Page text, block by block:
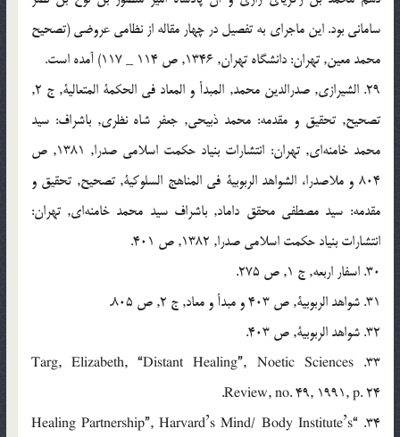
سامانی بود. اين ماجرای به تفصيل در چهار مقاله از نظامی عروضی (تصحيح
محمد معين, تهران: دانشگاه تهران, 1346, ص 114 _ 117) آمده است.
29. الشيرازی, صدرالدين محمد, المبدأ و المعاد فی الحکمة المتعالية, ج 2,
تصحيح, تحقيق و مقدمه: محمد ذبيحی, جعفر شاه نظری, باشراف: سيد
محمد خامنه‌ای, تهران: انتشارات بنياد حکمت اسلامی صدرا, 1381, ص
804 و ملاصدرا، الشواهد الربوبية فی المناهج السلوکية, تصحيح, تحقيق و
مقدمه: سيد مصطفی محقق داماد, باشراف سيد محمد خامنه‌ای, تهران:
انتشارات بنياد حکمت اسلامی صدرا, 1382, ص 401.
30. اسفار اربعه, ج 1, ص 275.
31. شواهد الربوبية, ص 403 و مبدأ و معاد, ج 2, ص 805.
32. شواهد الربوبية, ص 403.
33. Targ, Elizabeth, “Distant Healing”, Noetic Sciences
Review, no. 49, 1991, p. 24.
34. “Healing Partnership”, Harvard’s Mind/ Body Institute’s